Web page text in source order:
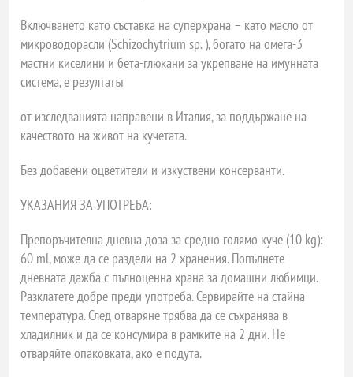
Включването като съставка на суперхрана – като масло от
микроводорасли (Schizochytrium sp. ), богато на омега-3
мастни киселини и бета-глюкани за укрепване на имунната
система, е резултатът
от изследванията направени в Италия, за поддържане на
качеството на живот на кучетата.
Без добавени оцветители и изкуствени консерванти.
УКАЗАНИЯ ЗА УПОТРЕБА:
Препоръчителна дневна доза за средно голямо куче (10 kg):
60 ml, може да се раздели на 2 хранения. Попълнете
дневната дажба с пълноценна храна за домашни любимци.
Разклатете добре преди употреба. Сервирайте на стайна
температура. След отваряне трябва да се съхранява в
хладилник и да се консумира в рамките на 2 дни. Не
отваряйте опаковката, ако е подута.